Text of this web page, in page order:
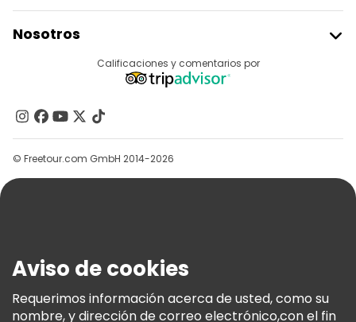
Acceder Como Proveedor
Programa De Afiliados
Nosotros
Contacto
Grupos
Ayuda
Términos E Información Legal
Política De Cookies
Freetour Premios
Calificaciones y comentarios por
© Freetour.com GmbH 2014-2026
Aviso de cookies
Requerimos información acerca de usted, como su
nombre, y dirección de correo electrónico,con el fin